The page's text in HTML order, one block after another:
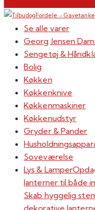
Se alle varer
Georg Jensen
Sengetøj &
Bolig
Køkken
Køkkenknive
Køkkenmaskiner
Køkkenudstyr
Gryder & Pander
Soveværelse
Lys & Lamper
lanterner til både
Skab hyggelig